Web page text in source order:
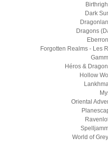
Dark
Dragons
Forgotten Realms - Les
Héros &
Hollow
Oriental
World of